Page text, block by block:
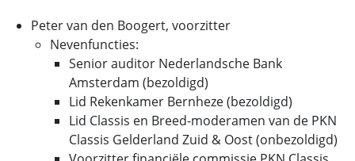
Peter van den Boogert, voorzitter
Nevenfuncties:
Senior auditor Nederlandsche Bank
Amsterdam (bezoldigd)
Lid Rekenkamer Bernheze (bezoldigd)
Lid Classis en Breed-moderamen van de PKN
Classis Gelderland Zuid & Oost (onbezoldigd)